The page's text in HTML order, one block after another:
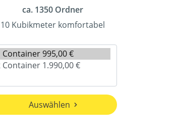
ca. 1350 Ordner
10 Kubikmeter komfortabel
Auswählen